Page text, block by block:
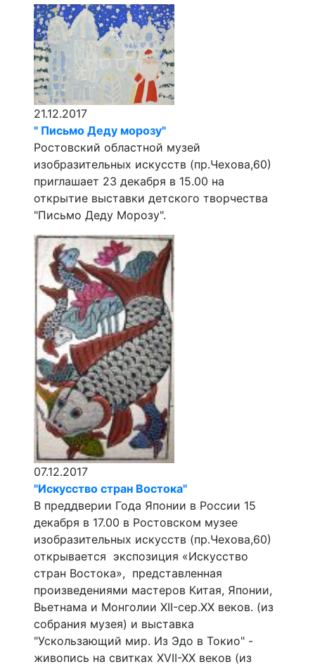
21.12.2017
" Письмо Деду морозу"
Ростовский областной музей
изобразительных искусств (пр.Чехова,60)
приглашает 23 декабря в 15.00 на
открытие выставки детского творчества
"Письмо Деду Морозу".
07.12.2017
"Искусство стран Востока"
В преддверии Года Японии в России 15
декабря в 17.00 в Ростовском музее
изобразительных искусств (пр.Чехова,60)
открывается экспозиция «Искусство
стран Востока», представленная
произведениями мастеров Китая, Японии,
Вьетнама и Монголии XII-сер.XX веков. (из
собрания музея) и выставка
"Ускользающий мир. Из Эдо в Токио" -
живопись на свитках XVII-XX веков (из